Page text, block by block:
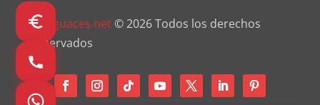
Desguaces.net© 2026 Todos los derechos
reservados